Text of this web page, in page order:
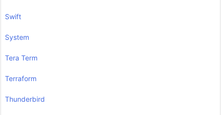
Swift
System
Tera Term
Terraform
Thunderbird